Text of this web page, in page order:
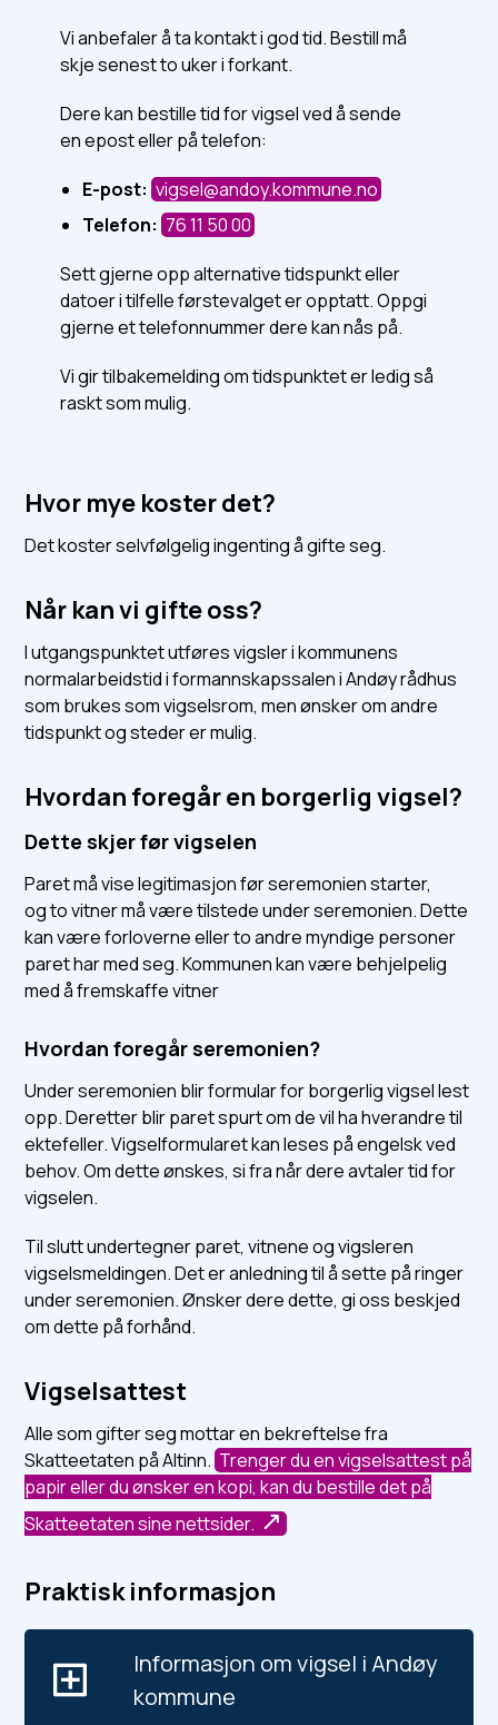
Vi anbefaler å ta kontakt i god tid. Bestill må
skje senest to uker i forkant.
Dere kan bestille tid for vigsel ved å sende
en epost eller på telefon:
E-post:vigsel@andoy.kommune.no
Telefon: 76 11 50 00
Sett gjerne opp alternative tidspunkt eller
datoer i tilfelle førstevalget er opptatt. Oppgi
gjerne et telefonnummer dere kan nås på.
Vi gir tilbakemelding om tidspunktet er ledig så
raskt som mulig.
Hvor mye koster det?
Det koster selvfølgelig ingenting å gifte seg.
Når kan vi gifte oss?
I utgangspunktet utføres vigsler i kommunens
normalarbeidstid i formannskapssalen i Andøy rådhus
som brukes som vigselsrom, men ønsker om andre
tidspunkt og steder er mulig.
Hvordan foregår en borgerlig vigsel?
Dette skjer før vigselen
Paret må vise legitimasjon før seremonien starter,
og to vitner må være tilstede under seremonien. Dette
kan være forloverne eller to andre myndige personer
paret har med seg. Kommunen kan være behjelpelig
med å fremskaffe vitner
Hvordan foregår seremonien?
Under seremonien blir formular for borgerlig vigsel lest
opp. Deretter blir paret spurt om de vil ha hverandre til
ektefeller. Vigselformularet kan leses på engelsk ved
behov. Om dette ønskes, si fra når dere avtaler tid for
vigselen.
Til slutt undertegner paret, vitnene og vigsleren
vigselsmeldingen. Det er anledning til å sette på ringer
under seremonien. Ønsker dere dette, gi oss beskjed
om dette på forhånd.
Vigselsattest
Alle som gifter seg mottar en bekreftelse fra
Skatteetaten på Altinn. Trenger du en vigselsattest på
papir eller du ønsker en kopi, kan du bestille det på
Skatteetaten sine nettsider.
Praktisk informasjon
Informasjon om vigsel i Andøy
kommune